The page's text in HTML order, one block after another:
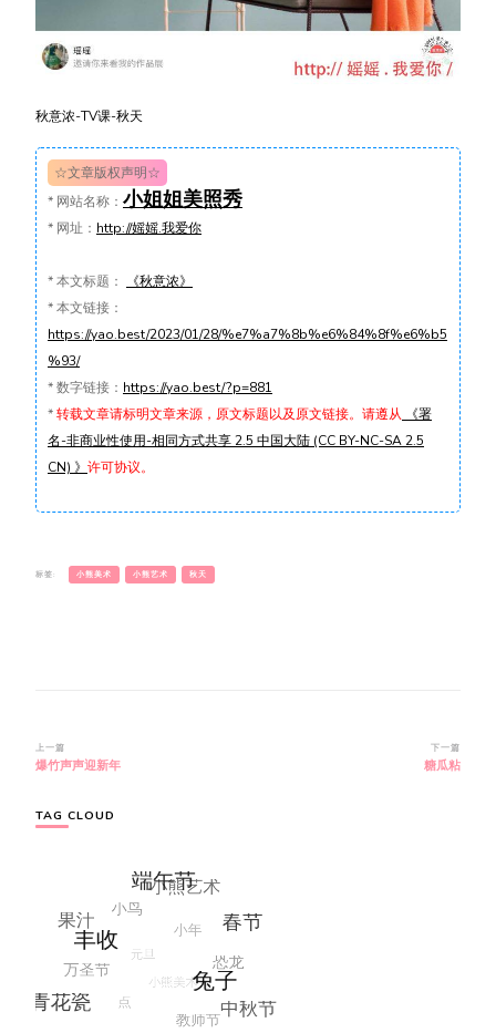
秋意浓-TV课-秋天
☆文章版权声明☆
* 网站名称： 小姐姐美照秀
* 网址： http://媱媱.我爱你
*本文标题：
《秋意浓》
*本文链接：
https://yao.best/2023/01/28/%e7%a7%8b%e6%84%8f%e6%b5
%93/
*数字链接： https://yao.best/?p=881
*转载文章请标明文章来源，原文标题以及原文链接。请遵从 《署
名-非商业性使用-相同方式共享 2.5 中国大陆 (CC BY-NC-SA 2.5
CN) 》 许可协议。
标签: 小熊美术 小熊艺术 秋天
博
文
航
上一篇
爆竹声声迎新年
下一篇
糖瓜粘
TAG CLOUD